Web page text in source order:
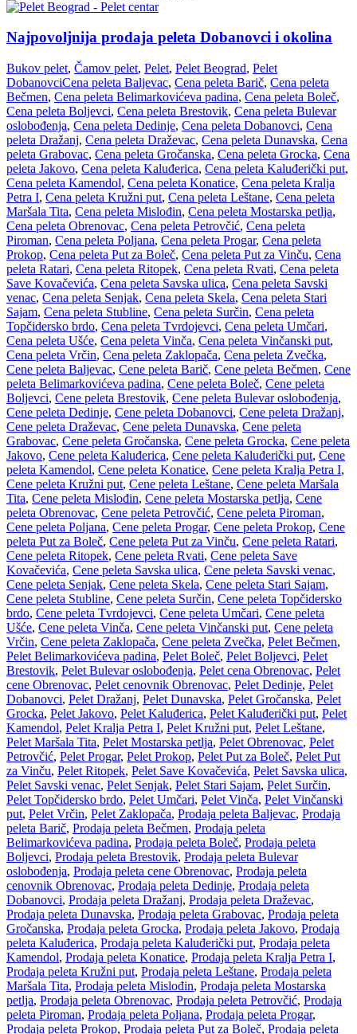
Najpovoljnija prodaja peleta Dobanovci i okolina
Bukov pelet, Čamov pelet, Pelet, Pelet Beograd, Pelet
DobanovciCena peleta Baljevac, Cena peleta Barič, Cena peleta
Bečmen, Cena peleta Belimarkovićeva padina, Cena peleta Boleč,
Cena peleta Boljevci, Cena peleta Brestovik, Cena peleta Bulevar
oslobođenja, Cena peleta Dedinje, Cena peleta Dobanovci, Cena
peleta Dražanj, Cena peleta Draževac, Cena peleta Dunavska, Cena
peleta Grabovac, Cena peleta Gročanska, Cena peleta Grocka, Cena
peleta Jakovo, Cena peleta Kaluđerica, Cena peleta Kaluđerički put,
Cena peleta Kamendol, Cena peleta Konatice, Cena peleta Kralja
Petra I, Cena peleta Kružni put, Cena peleta Leštane, Cena peleta
Maršala Tita, Cena peleta Mislođin, Cena peleta Mostarska petlja,
Cena peleta Obrenovac, Cena peleta Petrovčić, Cena peleta
Piroman, Cena peleta Poljana, Cena peleta Progar, Cena peleta
Prokop, Cena peleta Put za Boleč, Cena peleta Put za Vinču, Cena
peleta Ratari, Cena peleta Ritopek, Cena peleta Rvati, Cena peleta
Save Kovačevića, Cena peleta Savska ulica, Cena peleta Savski
venac, Cena peleta Senjak, Cena peleta Skela, Cena peleta Stari
Sajam, Cena peleta Stubline, Cena peleta Surčin, Cena peleta
Topčidersko brdo, Cena peleta Tvrdojevci, Cena peleta Umčari,
Cena peleta Ušće, Cena peleta Vinča, Cena peleta Vinčanski put,
Cena peleta Vrčin, Cena peleta Zaklopača, Cena peleta Zvečka,
Cene peleta Baljevac, Cene peleta Barič, Cene peleta Bečmen, Cene
peleta Belimarkovićeva padina, Cene peleta Boleč, Cene peleta
Boljevci, Cene peleta Brestovik, Cene peleta Bulevar oslobođenja,
Cene peleta Dedinje, Cene peleta Dobanovci, Cene peleta Dražanj,
Cene peleta Draževac, Cene peleta Dunavska, Cene peleta
Grabovac, Cene peleta Gročanska, Cene peleta Grocka, Cene peleta
Jakovo, Cene peleta Kaluđerica, Cene peleta Kaluđerički put, Cene
peleta Kamendol, Cene peleta Konatice, Cene peleta Kralja Petra I,
Cene peleta Kružni put, Cene peleta Leštane, Cene peleta Maršala
Tita, Cene peleta Mislođin, Cene peleta Mostarska petlja, Cene
peleta Obrenovac, Cene peleta Petrovčić, Cene peleta Piroman,
Cene peleta Poljana, Cene peleta Progar, Cene peleta Prokop, Cene
peleta Put za Boleč, Cene peleta Put za Vinču, Cene peleta Ratari,
Cene peleta Ritopek, Cene peleta Rvati, Cene peleta Save
Kovačevića, Cene peleta Savska ulica, Cene peleta Savski venac,
Cene peleta Senjak, Cene peleta Skela, Cene peleta Stari Sajam,
Cene peleta Stubline, Cene peleta Surčin, Cene peleta Topčidersko
brdo, Cene peleta Tvrdojevci, Cene peleta Umčari, Cene peleta
Ušće, Cene peleta Vinča, Cene peleta Vinčanski put, Cene peleta
Vrčin, Cene peleta Zaklopača, Cene peleta Zvečka, Pelet Bečmen,
Pelet Belimarkovićeva padina, Pelet Boleč, Pelet Boljevci, Pelet
Brestovik, Pelet Bulevar oslobođenja, Pelet cena Obrenovac, Pelet
cene Obrenovac, Pelet cenovnik Obrenovac, Pelet Dedinje, Pelet
Dobanovci, Pelet Dražanj, Pelet Dunavska, Pelet Gročanska, Pelet
Grocka, Pelet Jakovo, Pelet Kaluđerica, Pelet Kaluđerički put, Pelet
Kamendol, Pelet Kralja Petra I, Pelet Kružni put, Pelet Leštane,
Pelet Maršala Tita, Pelet Mostarska petlja, Pelet Obrenovac, Pelet
Petrovčić, Pelet Progar, Pelet Prokop, Pelet Put za Boleč, Pelet Put
za Vinču, Pelet Ritopek, Pelet Save Kovačevića, Pelet Savska ulica,
Pelet Savski venac, Pelet Senjak, Pelet Stari Sajam, Pelet Surčin,
Pelet Topčidersko brdo, Pelet Umčari, Pelet Vinča, Pelet Vinčanski
put, Pelet Vrčin, Pelet Zaklopača, Prodaja peleta Baljevac, Prodaja
peleta Barič, Prodaja peleta Bečmen, Prodaja peleta
Belimarkovićeva padina, Prodaja peleta Boleč, Prodaja peleta
Boljevci, Prodaja peleta Brestovik, Prodaja peleta Bulevar
oslobođenja, Prodaja peleta cene Obrenovac, Prodaja peleta
cenovnik Obrenovac, Prodaja peleta Dedinje, Prodaja peleta
Dobanovci, Prodaja peleta Dražanj, Prodaja peleta Draževac,
Prodaja peleta Dunavska, Prodaja peleta Grabovac, Prodaja peleta
Gročanska, Prodaja peleta Grocka, Prodaja peleta Jakovo, Prodaja
peleta Kaluđerica, Prodaja peleta Kaluđerički put, Prodaja peleta
Kamendol, Prodaja peleta Konatice, Prodaja peleta Kralja Petra I,
Prodaja peleta Kružni put, Prodaja peleta Leštane, Prodaja peleta
Maršala Tita, Prodaja peleta Mislođin, Prodaja peleta Mostarska
petlja, Prodaja peleta Obrenovac, Prodaja peleta Petrovčić, Prodaja
peleta Piroman, Prodaja peleta Poljana, Prodaja peleta Progar,
Prodaja peleta Prokop, Prodaja peleta Put za Boleč, Prodaja peleta